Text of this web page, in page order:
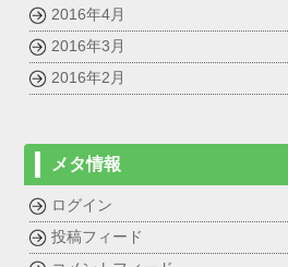
2016年4月
2016年3月
2016年2月
メタ情報
ログイン
投稿フィード